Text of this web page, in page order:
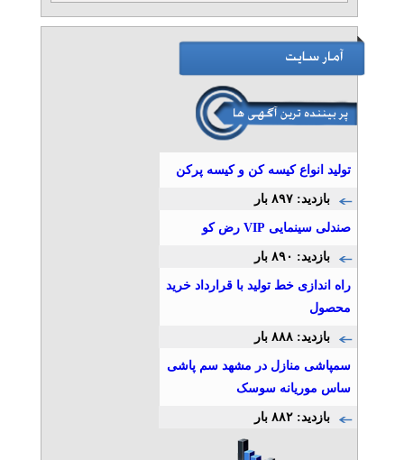
تولید انواع کیسه کن و کیسه پرکن
بازدید: ۸۹۷ بار
صندلی سینمایی VIP رض کو
بازدید: ۸۹۰ بار
راه اندازی خط تولید با قرارداد خرید
محصول
بازدید: ۸۸۸ بار
سمپاشی منازل در مشهد سم پاشی
ساس موریانه سوسک
بازدید: ۸۸۲ بار